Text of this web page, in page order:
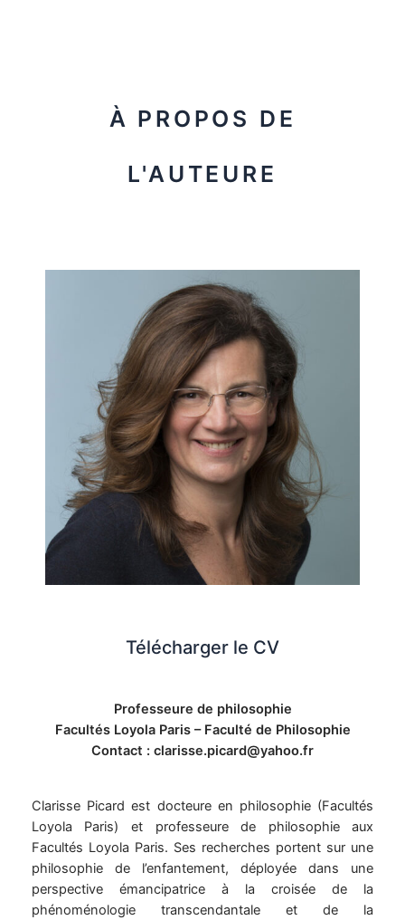
À PROPOS DE
L'AUTEURE
Télécharger le CV
Professeure de philosophie
Facultés Loyola Paris – Faculté de Philosophie
Contact : clarisse.picard@yahoo.fr
Clarisse Picard est docteure en philosophie (Facultés
Loyola Paris) et professeure de philosophie aux
Facultés Loyola Paris. Ses recherches portent sur une
philosophie de l’enfantement, déployée dans une
perspective émancipatrice à la croisée de la
phénoménologie transcendantale et de la